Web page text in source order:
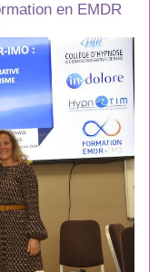
en EMDR